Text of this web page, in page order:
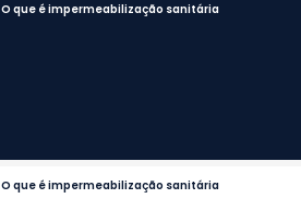
O que é impermeabilização sanitária
O que é impermeabilização sanitária